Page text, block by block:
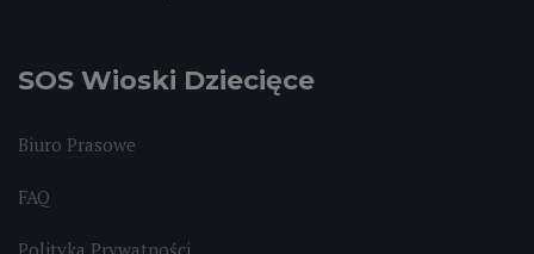
SOS Wioski Dziecięce
Biuro Prasowe
FAQ
Polityka Prywatności